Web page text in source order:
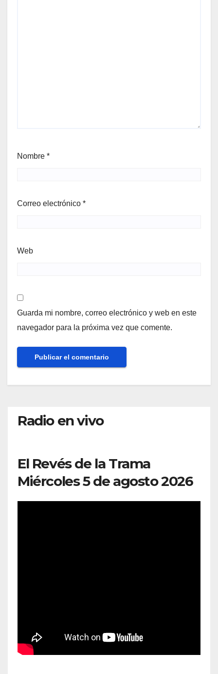
Nombre *
Correo electrónico *
Web
Guarda mi nombre, correo electrónico y web en este
navegador para la próxima vez que comente.
Radio en vivo
El Revés de la Trama
Miércoles 5 de agosto 2026